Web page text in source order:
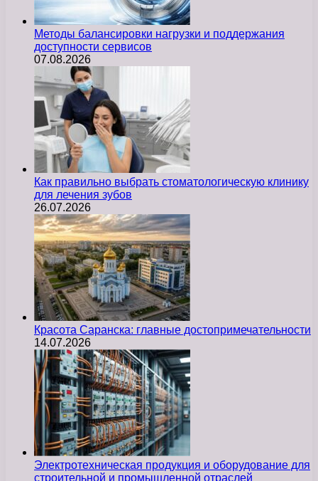
Методы балансировки нагрузки и поддержания
доступности сервисов
07.08.2026
Как правильно выбрать стоматологическую клинику
для лечения зубов
26.07.2026
Красота Саранска: главные достопримечательности
14.07.2026
Электротехническая продукция и оборудование для
строительной и промышленной отраслей